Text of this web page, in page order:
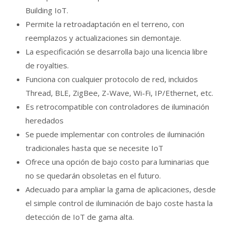
Building IoT.
Permite la retroadaptación en el terreno, con
reemplazos y actualizaciones sin demontaje.
La especificación se desarrolla bajo una licencia libre
de royalties.
Funciona con cualquier protocolo de red, incluidos
Thread, BLE, ZigBee, Z-Wave, Wi-Fi, IP/Ethernet, etc.
Es retrocompatible con controladores de iluminación
heredados
Se puede implementar con controles de iluminación
tradicionales hasta que se necesite IoT
Ofrece una opción de bajo costo para luminarias que
no se quedarán obsoletas en el futuro.
Adecuado para ampliar la gama de aplicaciones, desde
el simple control de iluminación de bajo coste hasta la
detección de IoT de gama alta.